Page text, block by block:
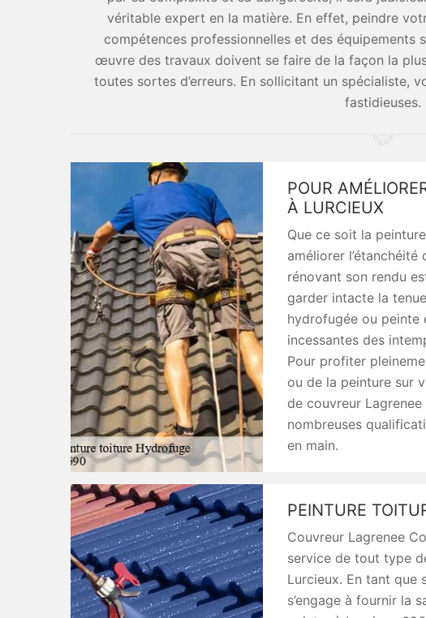
véritable expert en la matière. En effet, peindre
compétences professionnelles et des équipements
œuvre des travaux doivent se faire de la façon la
toutes sortes d’erreurs. En sollicitant un spécialiste,
fastidieuses.
POUR
À LURCIEUX
Que ce soit la
améliorer
rénovant son rendu
garder intacte la
hydrofugée ou peinte
incessantes des
Pour profiter
ou de la peinture sur
de couvreur
nombreuses
en main.
PEINTURE
Couvreur Lagrenee
service de tout type
Lurcieux. En tant que
s’engage à fournir la